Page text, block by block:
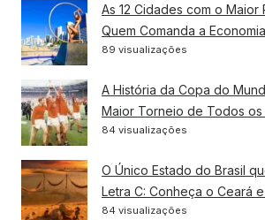
As 12 Cidades com o Maior
Quem Comanda a
89 visualizações
A História da Copa do
Maior Torneio de Todos
84 visualizações
O Único Estado do Brasil
Letra C: Conheça o Ceará
84 visualizações